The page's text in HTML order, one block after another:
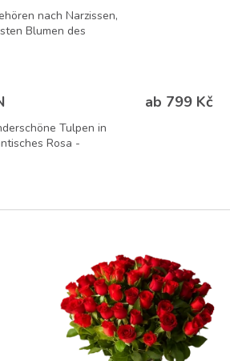
nach Narzissen,
Blumen des
Tulpen in
Rosa -
ab 799 Kč